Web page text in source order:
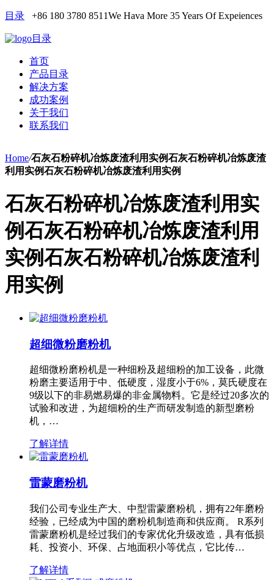
目录 +86 180 3780 8511We Hava More 35 Years Of Expeiences
目录
首页
产品目录
解决方案
成功案例
关于我们
联系我们
Home/石灰石粉碎机冶炼废渣利用实例石灰石粉碎机冶炼废渣
利用实例石灰石粉碎机冶炼废渣利用实例
石灰石粉碎机冶炼废渣利用实
例石灰石粉碎机冶炼废渣利用
实例石灰石粉碎机冶炼废渣利
用实例
超细微粉磨粉机
超细微粉磨粉机是一种细粉及超细粉的加工设备，此微
粉磨主要适用于中、低硬度，湿度小于6%，莫氏硬度在
9级以下的非易燃易爆的非金属物料。它是经过20多次的
试验和改进，为超细粉的生产而研发制造的新型磨粉
机，…
了解详情
雷蒙磨粉机
我们公司专业生产大、中型雷蒙磨粉机，拥有22年磨粉
经验，已经成为中国的磨粉机制造商和供应商。 R系列
雷蒙磨粉机是经过我们的专家优化升级改造，具有低损
耗、投资小、环保、占地面积小等优点，它比传…
了解详情